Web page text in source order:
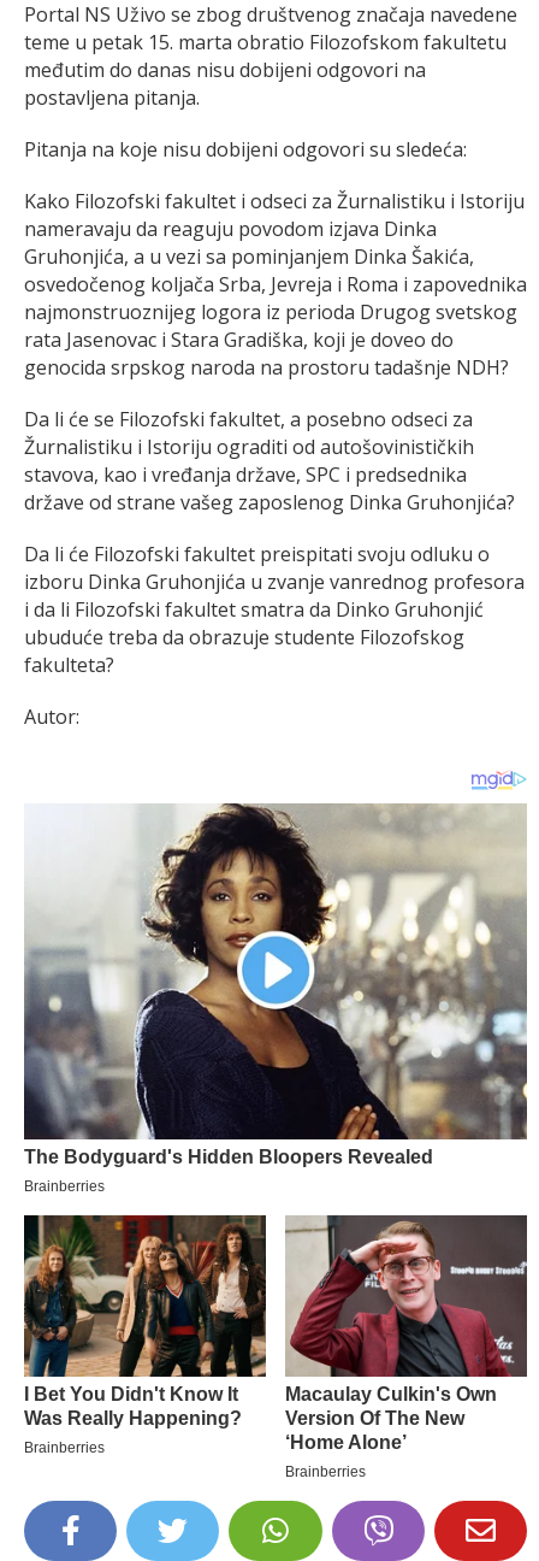
Portal NS Uživo se zbog društvenog značaja navedene
teme u petak 15. marta obratio Filozofskom fakultetu
međutim do danas nisu dobijeni odgovori na
postavljena pitanja.
Pitanja na koje nisu dobijeni odgovori su sledeća:
Kako Filozofski fakultet i odseci za Žurnalistiku i Istoriju
nameravaju da reaguju povodom izjava Dinka
Gruhonjića, a u vezi sa pominjanjem Dinka Šakića,
osvedočenog koljača Srba, Jevreja i Roma i zapovednika
najmonstruoznijeg logora iz perioda Drugog svetskog
rata Jasenovac i Stara Gradiška, koji je doveo do
genocida srpskog naroda na prostoru tadašnje NDH?
Da li će se Filozofski fakultet, a posebno odseci za
Žurnalistiku i Istoriju ograditi od autošovinističkih
stavova, kao i vređanja države, SPC i predsednika
države od strane vašeg zaposlenog Dinka Gruhonjića?
Da li će Filozofski fakultet preispitati svoju odluku o
izboru Dinka Gruhonjića u zvanje vanrednog profesora
i da li Filozofski fakultet smatra da Dinko Gruhonjić
ubuduće treba da obrazuje studente Filozofskog
fakulteta?
Autor: